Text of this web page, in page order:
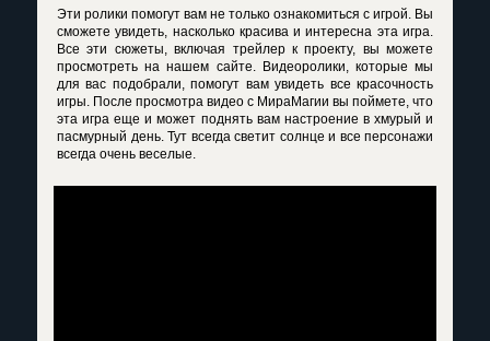
Эти ролики помогут вам не только ознакомиться с игрой. Вы
сможете увидеть, насколько красива и интересна эта игра.
Все эти сюжеты, включая трейлер к проекту, вы можете
просмотреть на нашем сайте. Видеоролики, которые мы
для вас подобрали, помогут вам увидеть все красочность
игры. После просмотра видео с МираМагии вы поймете, что
эта игра еще и может поднять вам настроение в хмурый и
пасмурный день. Тут всегда светит солнце и все персонажи
всегда очень веселые.